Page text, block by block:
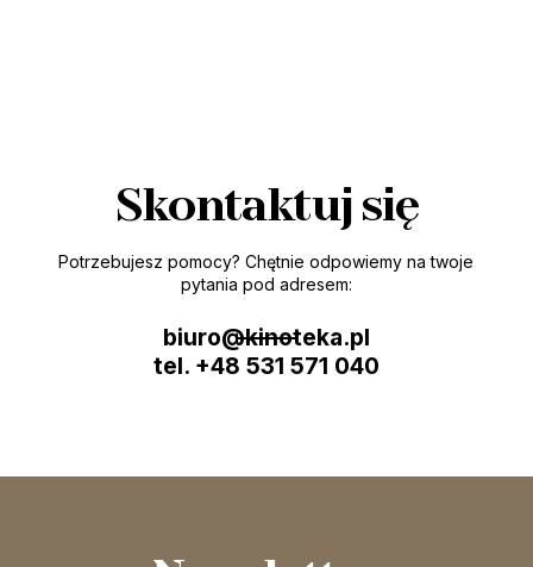
Skontaktuj się
Potrzebujesz pomocy? Chętnie odpowiemy na twoje
pytania pod adresem:
biuro@kinoteka.pl
tel. +48 531 571 040